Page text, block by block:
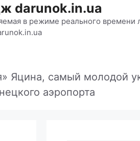
darunok.in.ua
в режиме реального времени
Яцина, самый молодой
аэропорта